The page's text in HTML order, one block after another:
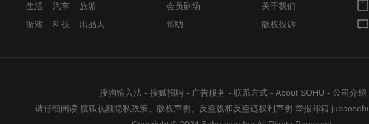
生活
汽车
旅游
游戏
科技 出品人
会员剧场
帮助
关于我们
版权投诉
搜狗输入法 - 搜狐招聘 - 广告服务 - 联系方式 - About SOHU - 公司介绍
请仔细阅读 搜狐视频隐私政策 版权声明 反盗版和反盗链权利声明 举报邮箱